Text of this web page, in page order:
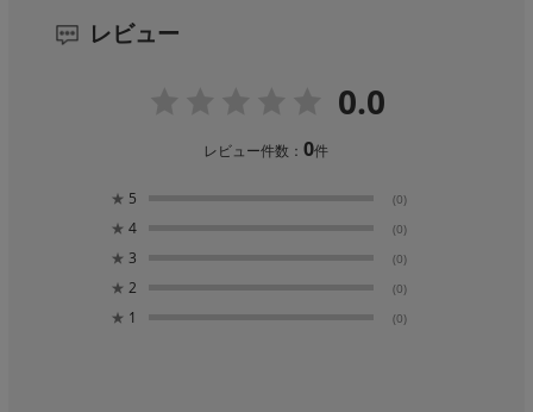
レビュー
0.0
レビュー件数：0件
★ 5 (0)
★ 4 (0)
★ 3 (0)
★ 2 (0)
★ 1 (0)